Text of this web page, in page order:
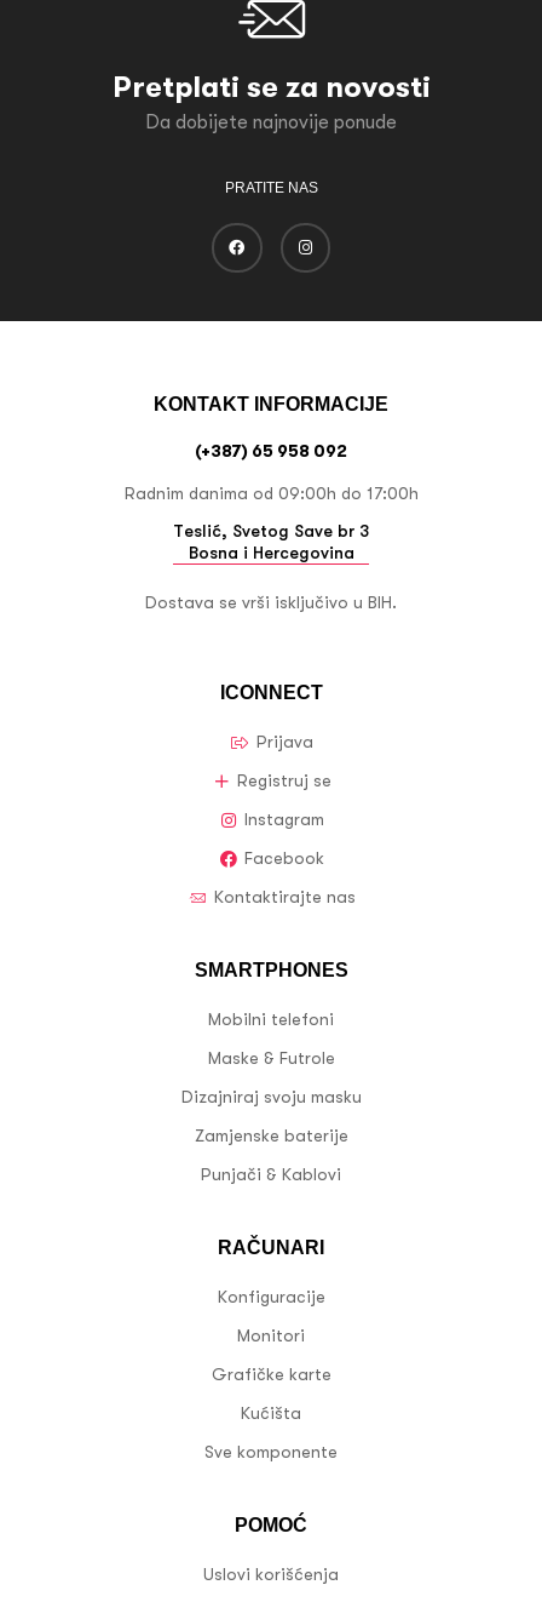
Pretplati se za novosti
Da dobijete najnovije ponude
PRATITE NAS
ICONNECT
Prijava
Registruj se
Instagram
Facebook
Kontaktirajte nas
SMARTPHONES
Mobilni telefoni
Maske & Futrole
Dizajniraj svoju masku
Zamjenske baterije
Punjači & Kablovi
RAČUNARI
Konfiguracije
Monitori
Grafičke karte
Kućišta
Sve komponente
POMOĆ
Uslovi korišćenja
KONTAKT INFORMACIJE
(+387) 65 958 092
Radnim danima od 09:00h do 17:00h
Teslić, Svetog Save br 3
Bosna i Hercegovina
Dostava se vrši isključivo u BIH.